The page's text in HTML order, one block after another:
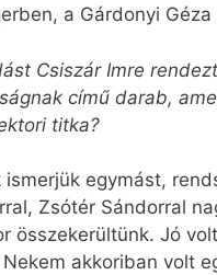
a Gárdonyi Géza
Csiszár Imre
című darab,
titka?
ismerjük egymást,
Zsótér Sándorral
összekerültünk. Jó
akkoriban volt